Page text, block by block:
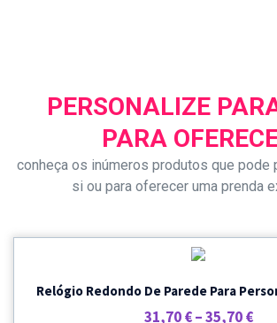
PERSONALIZE
PARA
conheça os inúmeros produtos que pode
si ou para oferecer uma prenda
Relógio Redondo De Parede Para
31,70€ –35,70€Price